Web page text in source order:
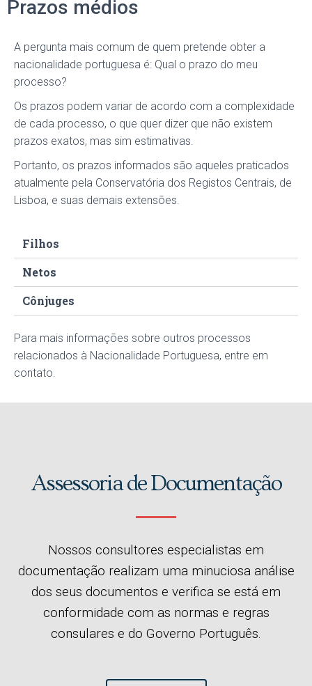
Prazos médios
A pergunta mais comum de quem pretende obter a
nacionalidade portuguesa é: Qual o prazo do meu
processo?
Os prazos podem variar de acordo com a complexidade
de cada processo, o que quer dizer que não existem
prazos exatos, mas sim estimativas.
Portanto, os prazos informados são aqueles praticados
atualmente pela Conservatória dos Registos Centrais, de
Lisboa, e suas demais extensões.
Filhos
Netos
Cônjuges
Para mais informações sobre outros processos
relacionados à Nacionalidade Portuguesa, entre em
contato.
Assessoria de Documentação
Nossos consultores especialistas em
documentação realizam uma minuciosa análise
dos seus documentos e verifica se está em
conformidade com as normas e regras
consulares e do Governo Português.